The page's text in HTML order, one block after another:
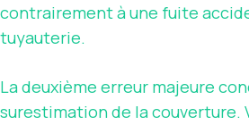
contrairement à une fuite
tuyauterie.
La deuxième erreur majeure
surestimation de la couverture.